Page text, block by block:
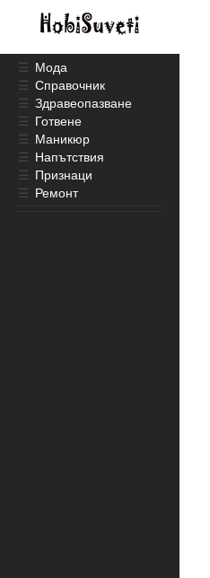
☰ Мода
☰ Справочник
☰ Здравеопазване
☰ Готвене
☰ Маникюр
☰ Напътствия
☰ Признаци
☰ Ремонт